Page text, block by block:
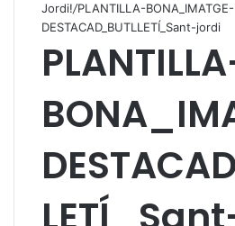
Jordi!/PLANTILLA-BONA_IMATGE-
DESTACAD_BUTLLETÍ_Sant-jordi